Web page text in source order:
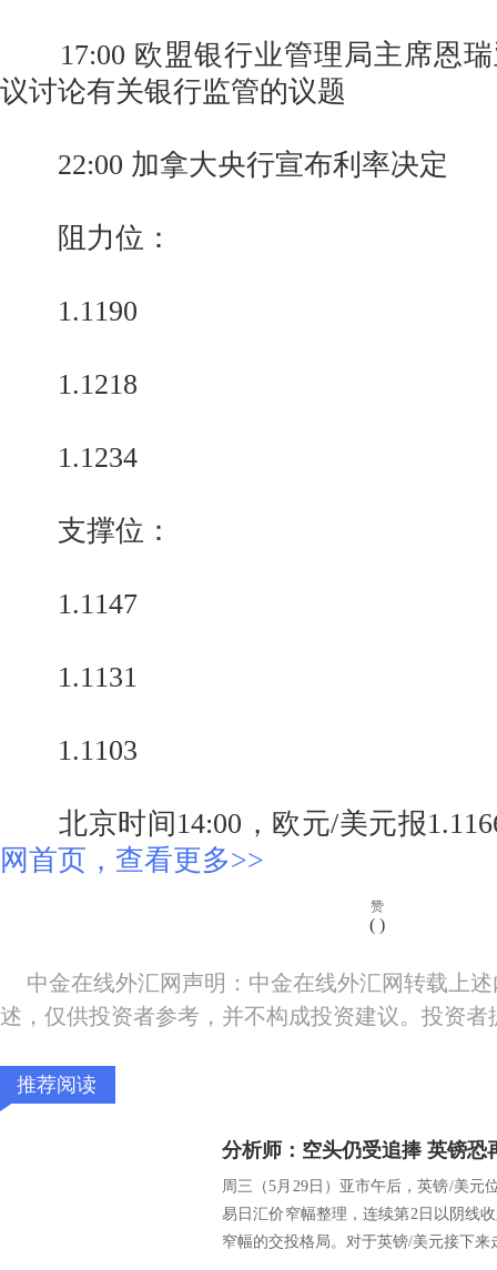
17:00 欧盟银行业管理局主席恩瑞
议讨论有关银行监管的议题
22:00 加拿大央行宣布利率决定
阻力位：
1.1190
1.1218
1.1234
支撑位：
1.1147
1.1131
1.1103
北京时间14:00，欧元/美元报
网首页，查看更多>>
赞
( )
中金在线外汇网声明：中金在线外汇网转载上
述，仅供投资者参考，并不构成投资建议。投资
推荐阅读
分析师：空头仍受追捧 英镑恐
周三（5月29日）亚市午后，英镑/美元
易日汇价窄幅整理，连续第2日以阴线
窄幅的交投格局。对于英镑/美元接下来